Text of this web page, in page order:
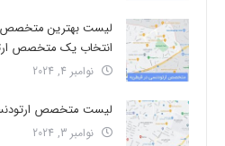
لیست بهترین متخصص
انتخاب یک متخصص
نوامبر 4, 2024
لیست متخصص
نوامبر 3, 2024